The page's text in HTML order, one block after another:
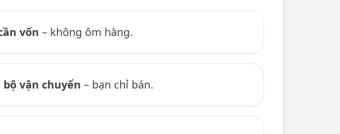
vốn – không ôm hàng.
bộ vận chuyển – bạn chỉ bán.